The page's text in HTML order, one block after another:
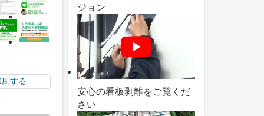
刷する
ジョン
安心の看板剥離をご覧くだ
さい